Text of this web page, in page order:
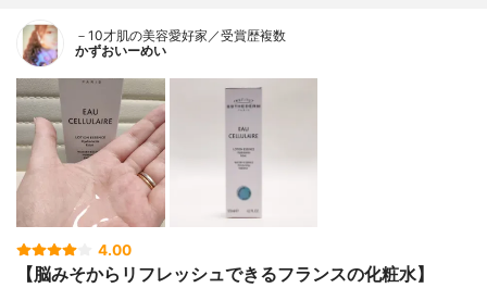
－10才肌の美容愛好家／受賞歴複数
かずおいーめい
4.00
【脳みそからリフレッシュできるフランスの化粧水】